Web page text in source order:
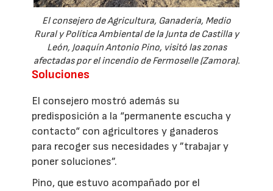
El consejero de Agricultura, Ganadería, Medio
Rural y Política Ambiental de la Junta de Castilla y
León, Joaquín Antonio Pino, visitó las zonas
afectadas por el incendio de Fermoselle (Zamora).
Soluciones
El consejero mostró además su
predisposición a la “permanente escucha y
contacto“ con agricultores y ganaderos
para recoger sus necesidades y ”trabajar y
poner soluciones”.
Pino, que estuvo acompañado por el